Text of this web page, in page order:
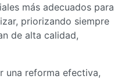
más adecuados para
priorizando siempre
de alta calidad,
una reforma efectiva,